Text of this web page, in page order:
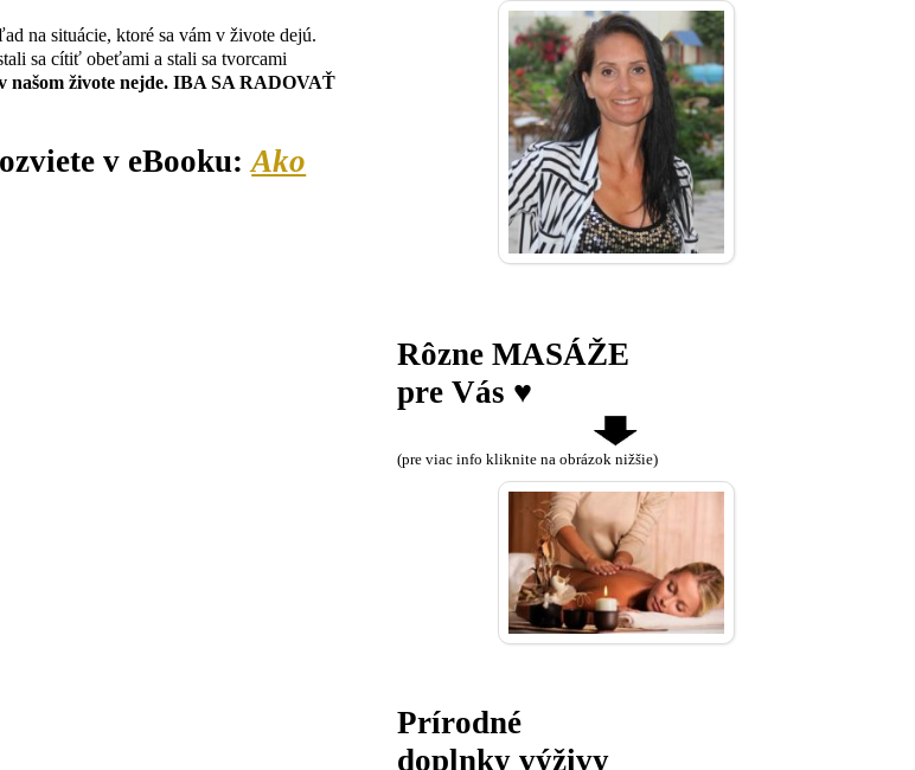
na situácie, ktoré sa vám v živote dejú.
sa cítiť obeťami a stali sa tvorcami
našom živote nejde. IBA SA RADOVAŤ
v eBooku:Ako
Rôzne MASÁŽE
pre Vás ♥
(pre viac info kliknite na obrázok nižšie)
Prírodné
doplnky výživy